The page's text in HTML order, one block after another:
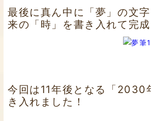
最後に真ん中に「夢」の文
来の「時」を書き入れて完成
今回は11年後となる「2030
き入れました！